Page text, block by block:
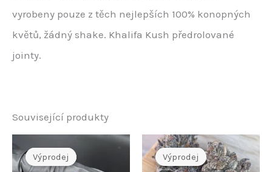
vyrobeny pouze z těch nejlepších 100% konopných
květů, žádný shake. Khalifa Kush předrolované
jointy.
Související produkty
Výprodej
Výprodej Výprodej
Výprodej